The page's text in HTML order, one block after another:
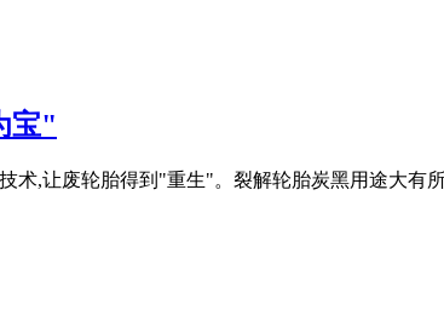
宝"
术,让废轮胎得到"重生"。裂解轮胎炭黑用途大有